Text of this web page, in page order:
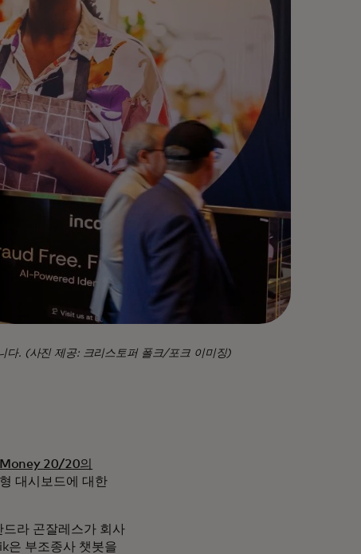
다. (사진 제공: 크리스토퍼 폴크/포크 이미징)
Money 20/20의
대시보드에 대한
라 곤잘레스가 회사
은 부조종사 챗봇을